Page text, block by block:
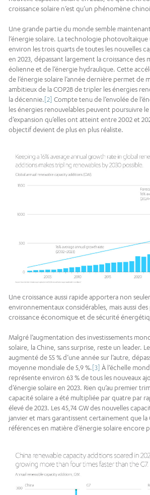
croissance solaire n’est qu’un phénomène
Une grande partie du monde semble
l’énergie solaire. La technologie photovoltaïque
environ les trois quarts de toutes les nouvelles
en 2023, dépassant largement la croissance des
éolienne et de l’énergie hydraulique. Cette
de l’énergie solaire l’année dernière permet de
ambitieux de la COP28 de tripler les énergies
la décennie.[2] Compte tenu de l’envolée de
les énergies renouvelables peuvent poursuivre
d’expansion qu’elles ont atteint entre 2002 et
objectif devient de plus en plus réaliste.
Une croissance aussi rapide apportera non
environnementaux considérables, mais aussi
croissance économique et de sécurité
Malgré l’augmentation des investissements
solaire, la Chine, sans surprise, reste un leader.
augmenté de 55 % d’une année sur l’autre,
moyenne mondiale de 5,9 %.[3] À l’échelle
représente environ 63 % de tous les nouveaux
d’énergie solaire en 2023. Rien qu’au premier
capacité solaire a été multipliée par quatre par
élevé de 2023. Les 45,74 GW des nouvelles
janvier et mars garantissent certainement que la
références en matière d’énergie solaire encore